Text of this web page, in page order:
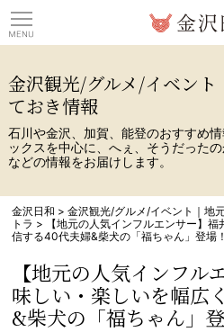
金沢観光/グルメ/イベント
ておき情報
石川や金沢、加賀、能登のおすすめ
ックスを中心に、へぇ、そうだった
などの情報をお届けします。
金沢日和 >金沢観光/グルメ/イベント｜地
トラ >
【地元の人気インフルエンサー】
信する40代夫婦&柴犬の「福ちゃん」登場！
【地元の人気インフル
味しい・楽しいを幅広
&柴犬の「福ちゃん」登